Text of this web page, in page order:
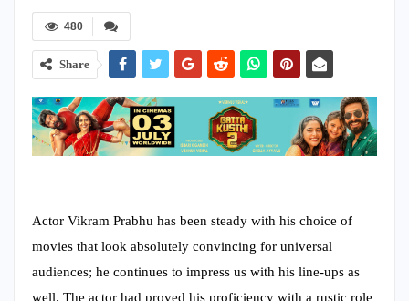
480
Share
Actor Vikram Prabhu has been steady with his choice of
movies that look absolutely convincing for universal
audiences; he continues to impress us with his line-ups as
well. The actor had proved his proficiency with a rustic role